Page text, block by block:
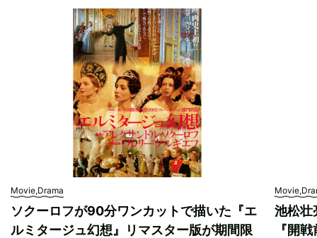
Movie,Drama
ソクーロフが90分ワンカットで描いた『エ
ルミタージュ幻想』リマスター版が期間限
池松壮
『開